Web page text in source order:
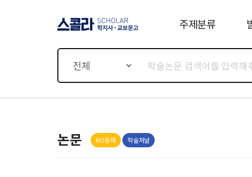
주제분류
전체
논문 KCI등재 학술저널